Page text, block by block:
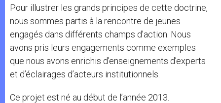
Pour illustrer les grands principes de cette doctrine,
nous sommes partis à la rencontre de jeunes
engagés dans différents champs d’action. Nous
avons pris leurs engagements comme exemples
que nous avons enrichis d’enseignements d’experts
et d’éclairages d’acteurs institutionnels.
Ce projet est né au début de l’année 2013.